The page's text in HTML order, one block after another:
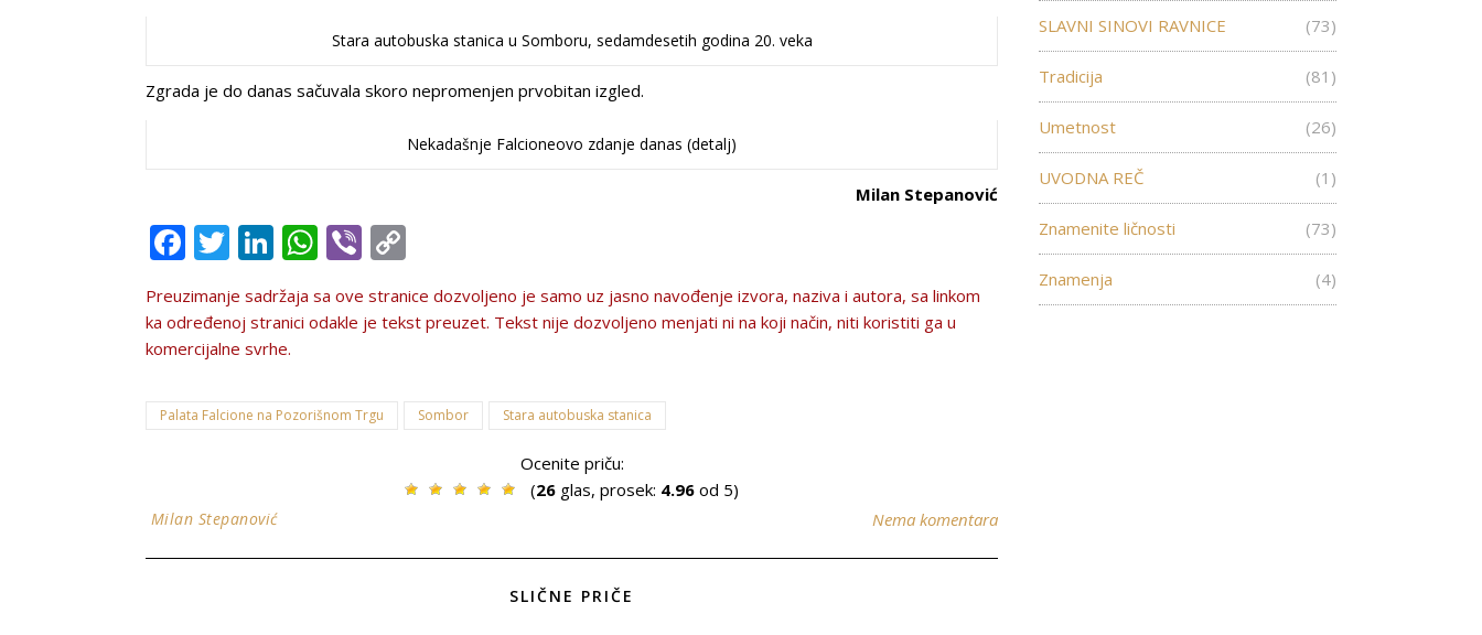
Stara autobuska stanica u Somboru, sedamdesetih godina 20. veka
Zgrada je do danas sačuvala skoro nepromenjen prvobitan izgled.
Nekadašnje Falcioneovo zdanje danas (detalj)
Milan Stepanović
Facebook
Twitter
LinkedIn
WhatsApp
Viber
Link
Preuzimanje sadržaja sa ove stranice dozvolјeno je samo uz jasno navođenje izvora, naziva i autora, sa linkom
ka određenoj stranici odakle je tekst preuzet. Tekst nije dozvolјeno menjati ni na koji način, niti koristiti ga u
komercijalne svrhe.
Palata Falcione na Pozorišnom Trgu Sombor Stara autobuska stanica
Ocenite priču:
(26 glas, prosek: 4.96 od 5)
Milan Stepanović Nema komentara
SLIČNE PRIČE
SLAVNI SINOVI RAVNICE (73)
Tradicija (81)
Umetnost (26)
UVODNA REČ (1)
Znamenite ličnosti (73)
Znamenja (4)